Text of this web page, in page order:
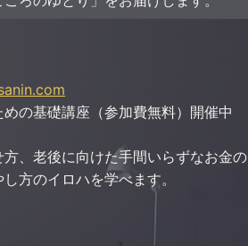
の基礎講座（参加費無料）開催中
、老後に向けた手間いらずなお金の
方のイロハを学べます。